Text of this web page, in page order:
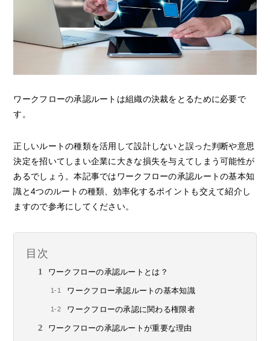
ワークフローの承認ルートは組織の決裁をとるために必要で
す。
正しいルートの種類を活用して設計しないと誤った判断や意思
決定を招いてしまい企業に大きな損失を与えてしまう可能性が
あるでしょう。本記事ではワークフローの承認ルートの基本知
識と4つのルートの種類、効率化するポイントも交えて紹介し
ますので参考にしてください。
目次
ワークフローの承認ルートとは？
ワークフロー承認ルートの基本知識
ワークフローの承認に関わる権限者
ワークフローの承認ルートが重要な理由